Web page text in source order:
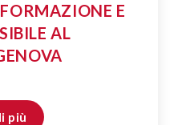
E
AL
più